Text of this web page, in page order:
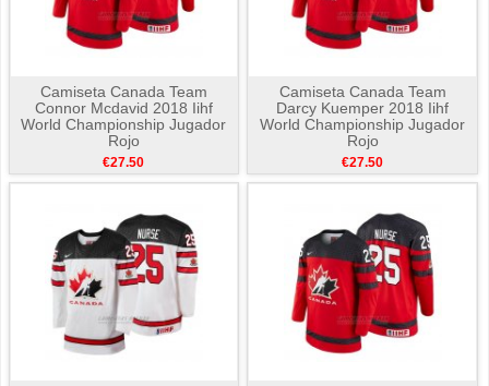
Camiseta Canada Team
Connor Mcdavid 2018 Iihf
World Championship Jugador
Rojo
€27.50
Camiseta Canada Team
Darcy Kuemper 2018 Iihf
World Championship Jugador
Rojo
€27.50